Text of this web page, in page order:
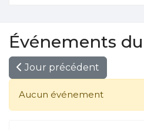
Événements
Jour précédent
Aucun événement